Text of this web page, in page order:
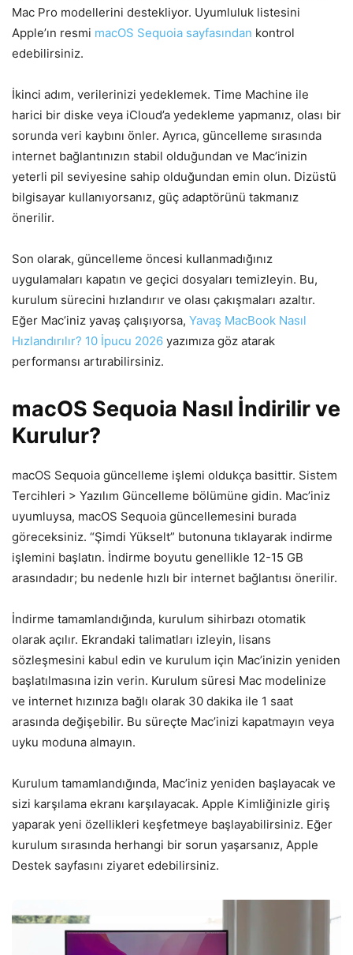
Mac Pro modellerini destekliyor. Uyumluluk listesini
Apple’ın resmi macOS Sequoia sayfasından kontrol
edebilirsiniz.
İkinci adım, verilerinizi yedeklemek. Time Machine ile
harici bir diske veya iCloud’a yedekleme yapmanız, olası bir
sorunda veri kaybını önler. Ayrıca, güncelleme sırasında
internet bağlantınızın stabil olduğundan ve Mac’inizin
yeterli pil seviyesine sahip olduğundan emin olun. Dizüstü
bilgisayar kullanıyorsanız, güç adaptörünü takmanız
önerilir.
Son olarak, güncelleme öncesi kullanmadığınız
uygulamaları kapatın ve geçici dosyaları temizleyin. Bu,
kurulum sürecini hızlandırır ve olası çakışmaları azaltır.
Eğer Mac’iniz yavaş çalışıyorsa, Yavaş MacBook Nasıl
Hızlandırılır? 10 İpucu 2026 yazımıza göz atarak
performansı artırabilirsiniz.
macOS Sequoia Nasıl İndirilir ve
Kurulur?
macOS Sequoia güncelleme işlemi oldukça basittir. Sistem
Tercihleri > Yazılım Güncelleme bölümüne gidin. Mac’iniz
uyumluysa, macOS Sequoia güncellemesini burada
göreceksiniz. “Şimdi Yükselt” butonuna tıklayarak indirme
işlemini başlatın. İndirme boyutu genellikle 12-15 GB
arasındadır; bu nedenle hızlı bir internet bağlantısı önerilir.
İndirme tamamlandığında, kurulum sihirbazı otomatik
olarak açılır. Ekrandaki talimatları izleyin, lisans
sözleşmesini kabul edin ve kurulum için Mac’inizin yeniden
başlatılmasına izin verin. Kurulum süresi Mac modelinize
ve internet hızınıza bağlı olarak 30 dakika ile 1 saat
arasında değişebilir. Bu süreçte Mac’inizi kapatmayın veya
uyku moduna almayın.
Kurulum tamamlandığında, Mac’iniz yeniden başlayacak ve
sizi karşılama ekranı karşılayacak. Apple Kimliğinizle giriş
yaparak yeni özellikleri keşfetmeye başlayabilirsiniz. Eğer
kurulum sırasında herhangi bir sorun yaşarsanız, Apple
Destek sayfasını ziyaret edebilirsiniz.